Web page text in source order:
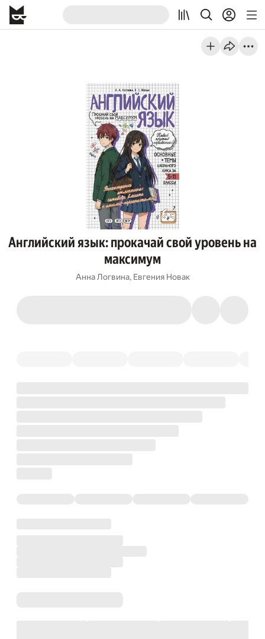
Английский язык: прокачай свой уровень на
максимум
Анна Логвина, Евгения Новак